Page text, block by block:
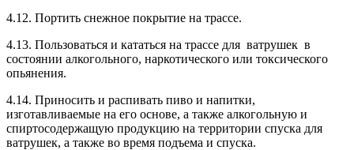
4.12. Портить снежное покрытие на трассе.
4.13. Пользоваться и кататься на трассе для ватрушек в
состоянии алкогольного, наркотического или токсического
опьянения.
4.14. Приносить и распивать пиво и напитки,
изготавливаемые на его основе, а также алкогольную и
спиртосодержащую продукцию на территории спуска для
ватрушек, а также во время подъема и спуска.